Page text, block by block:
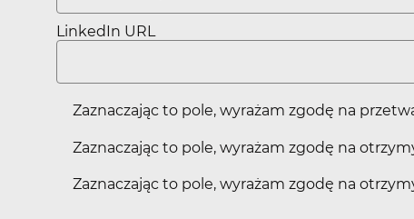
LinkedIn URL
Zaznaczając to pole, wyrażam zgodę na
Zaznaczając to pole, wyrażam zgodę na
Zaznaczając to pole, wyrażam zgodę na